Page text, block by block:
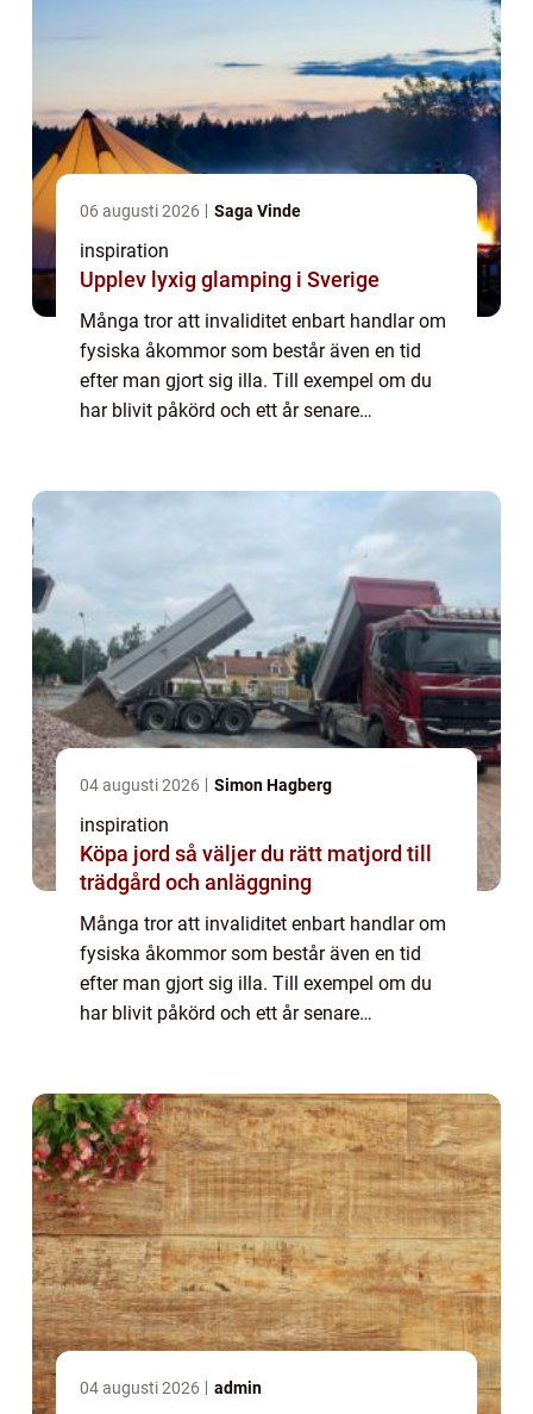
06 augusti 2026 Saga Vinde
inspiration
Upplev lyxig glamping i Sverige
Många tror att invaliditet enbart handlar om
fysiska åkommor som består även en tid
efter man gjort sig illa. Till exempel om du
har blivit påkörd och ett år senare
04 augusti 2026 Simon Hagberg
inspiration
Köpa jord så väljer du rätt matjord till
trädgård och anläggning
Många tror att invaliditet enbart handlar om
fysiska åkommor som består även en tid
efter man gjort sig illa. Till exempel om du
har blivit påkörd och ett år senare
04 augusti 2026 admin